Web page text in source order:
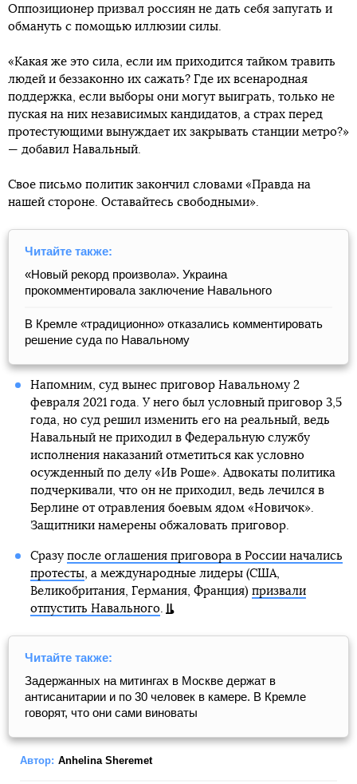
Оппозиционер призвал россиян не дать себя запугать и
обмануть с помощью иллюзии силы.
«Какая же это сила, если им приходится тайком травить
людей и беззаконно их сажать? Где их всенародная
поддержка, если выборы они могут выиграть, только не
пуская на них независимых кандидатов, а страх перед
протестующими вынуждает их закрывать станции метро?»
— добавил Навальный.
Свое письмо политик закончил словами «Правда на
нашей стороне. Оставайтесь свободными».
Читайте также:
«Новый рекорд произвола». Украина
прокомментировала заключение Навального
В Кремле «традиционно» отказались комментировать
решение суда по Навальному
Напомним, суд вынес приговор Навальному 2
февраля 2021 года. У него был условный приговор 3,5
года, но суд решил изменить его на реальный, ведь
Навальный не приходил в Федеральную службу
исполнения наказаний отметиться как условно
осужденный по делу «Ив Роше». Адвокаты политика
подчеркивали, что он не приходил, ведь лечился в
Берлине от отравления боевым ядом «Новичок».
Защитники намерены обжаловать приговор.
Сразу после оглашения приговора в России начались
протесты, а международные лидеры (США,
Великобритания, Германия, Франция) призвали
отпустить Навального.
Читайте также:
Задержанных на митингах в Москве держат в
антисанитарии и по 30 человек в камере. В Кремле
говорят, что они сами виноваты
Автор: Anhelina Sheremet